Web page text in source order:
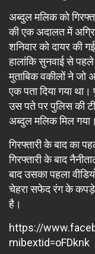
अब्दुल मलिक को
की एक अदालत में
शनिवार को दायर की
हालांकि सुनवाई से
मुताबिक वकीलों ने जो
एक पता दिया गया
उस पते पर पुलिस की
अब्दुल मलिक मिल
गिरफ्तारी के बाद का
गिरफ्तारी के बाद
बाद उसका पहला
चेहरा सफेद रंग के
है।
https://
mibextid=oFDknk